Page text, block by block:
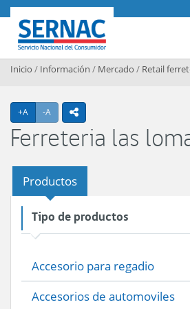
Contenido principal
SERNAC
Inicio / Información / Mercado / Retail
+A Agrandar texto
-A Achicar textoicono compartir
Ferreteria las
Productos
Tipo de productos
Accesorio para regadio
Accesorios de automoviles